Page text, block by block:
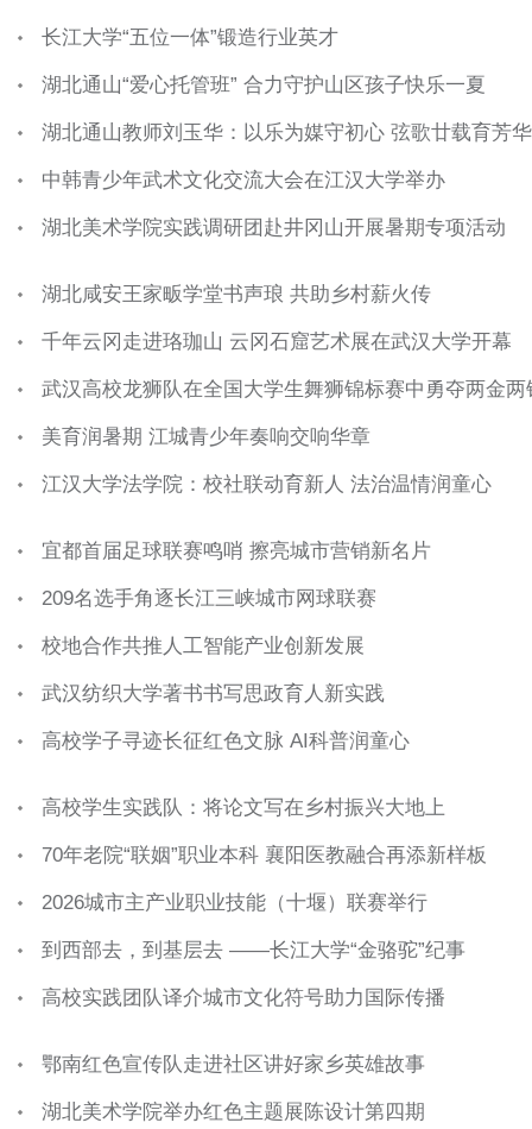
长江大学“五位一体”锻造行业英才
湖北通山“爱心托管班” 合力守护山区孩子快乐一夏
湖北通山教师刘玉华：以乐为媒守初心 弦歌廿载育芳华
中韩青少年武术文化交流大会在江汉大学举办
湖北美术学院实践调研团赴井冈山开展暑期专项活动
湖北咸安王家畈学堂书声琅 共助乡村薪火传
千年云冈走进珞珈山 云冈石窟艺术展在武汉大学开幕
武汉高校龙狮队在全国大学生舞狮锦标赛中勇夺两金两
美育润暑期 江城青少年奏响交响华章
江汉大学法学院：校社联动育新人 法治温情润童心
宜都首届足球联赛鸣哨 擦亮城市营销新名片
209名选手角逐长江三峡城市网球联赛
校地合作共推人工智能产业创新发展
武汉纺织大学著书书写思政育人新实践
高校学子寻迹长征红色文脉 AI科普润童心
高校学生实践队：将论文写在乡村振兴大地上
70年老院“联姻”职业本科 襄阳医教融合再添新样板
2026城市主产业职业技能（十堰）联赛举行
到西部去，到基层去 ——长江大学“金骆驼”纪事
高校实践团队译介城市文化符号助力国际传播
鄂南红色宣传队走进社区讲好家乡英雄故事
湖北美术学院举办红色主题展陈设计第四期